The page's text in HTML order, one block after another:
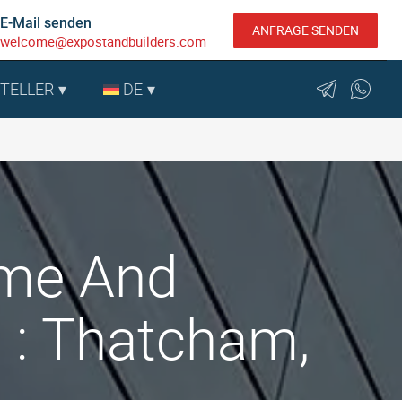
E-Mail senden
welcome@expostandbuilders.com
ANFRAGE SENDEN
DE
And
Thatcham,